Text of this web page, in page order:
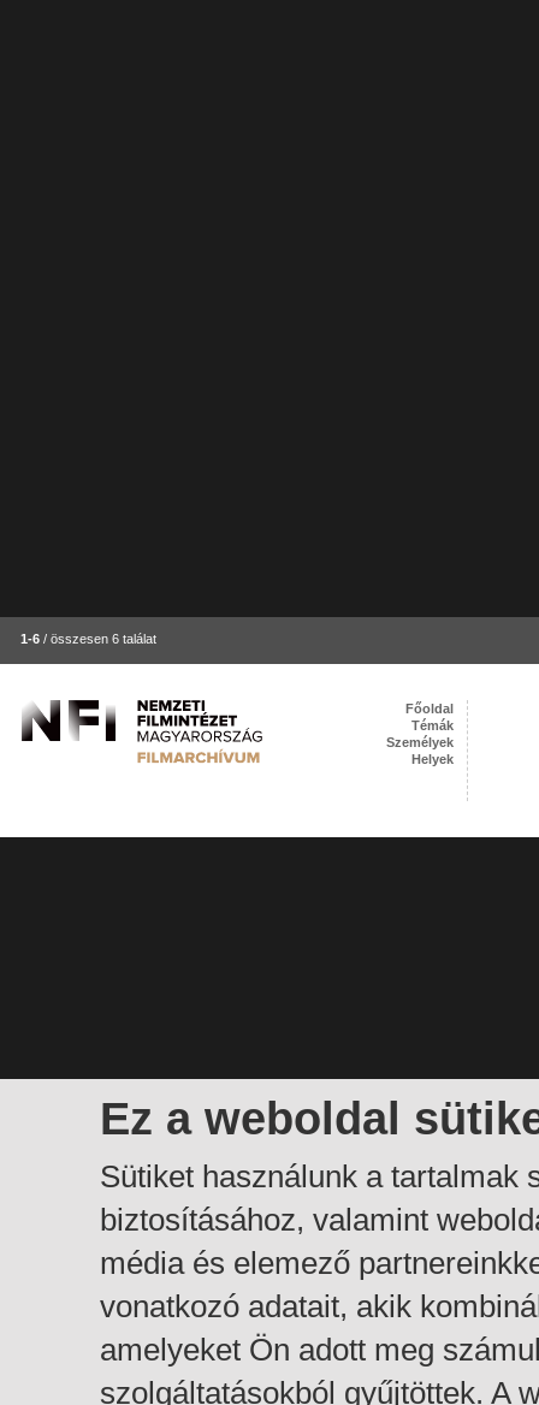
1-6 / összesen 6 találat
Ez a weboldal
Sütiket használunk a tartalmak
biztosításához, valamint
média és elemező
vonatkozó adatait, akik
amelyeket Ön adott meg
szolgáltatásokból gyűjtöttek. A
Főoldal
Témák
Személyek
Helyek